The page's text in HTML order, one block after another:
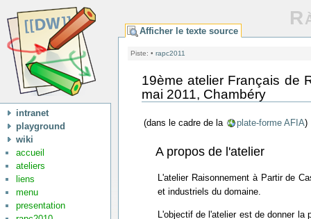
intranet
playground
wiki
accueil
ateliers
liens
menu
presentation
Afficher le texte source
Piste: • rapc2011
19ème atelier Français de
mai 2011, Chambéry
(dans le cadre de la plate-forme AFIA)
A propos de l'atelier
L'atelier Raisonnement à Partir de
et industriels du domaine.
L'objectif de l'atelier est de donner